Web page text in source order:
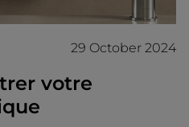
29 October 2024
votre